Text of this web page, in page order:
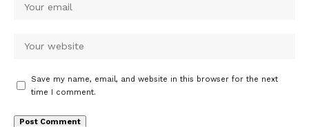
Save my name, email, and website in this browser for the next
time I comment.